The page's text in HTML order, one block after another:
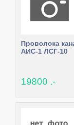
Проволока
АИС-1 ЛСГ-10
19800 .-